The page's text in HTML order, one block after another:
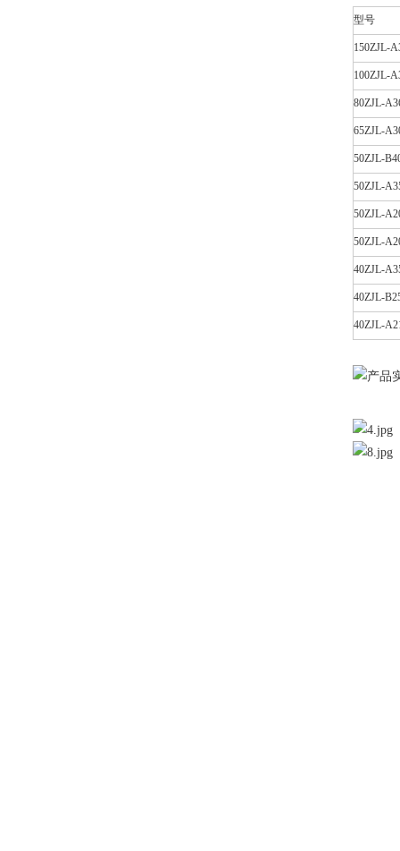
型号
150ZJL-
100ZJL-
80ZJL-
65ZJL-
50ZJL-
50ZJL-
50ZJL-
50ZJL-
40ZJL-
40ZJL-
40ZJL-